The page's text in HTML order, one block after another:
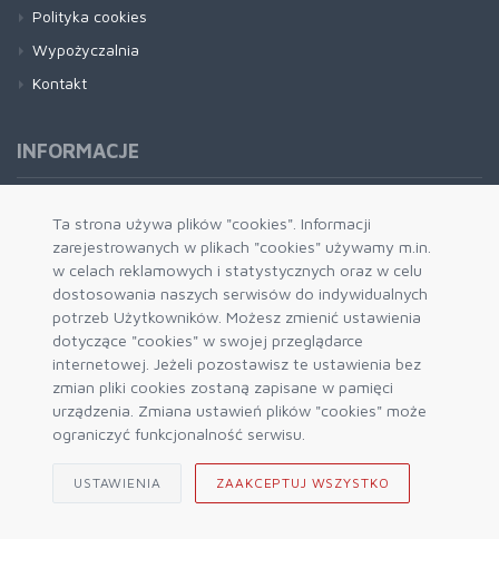
Ta strona używa plików "cookies". Informacji
zarejestrowanych w plikach "cookies" używamy m.in.
w celach reklamowych i statystycznych oraz w celu
dostosowania naszych serwisów do indywidualnych
potrzeb Użytkowników. Możesz zmienić ustawienia
dotyczące "cookies" w swojej przeglądarce
internetowej. Jeżeli pozostawisz te ustawienia bez
zmian pliki cookies zostaną zapisane w pamięci
urządzenia. Zmiana ustawień plików "cookies" może
ograniczyć funkcjonalność serwisu.
USTAWIENIA ZAAKCEPTUJ WSZYSTKO
Polityka cookies
Wypożyczalnia
Kontakt
INFORMACJE
Formy płatności
Dostawa i wysyłka
Zwrot i wymiana
System rabatowy
Kody rabatowe
Blog